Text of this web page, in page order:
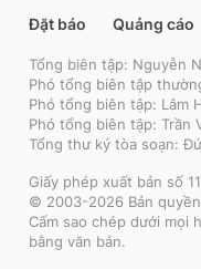
Đặt báo Quảng cáo
Tổng biên tập: Nguyễn
Phó tổng biên tập
Phó tổng biên tập: Lâm
Phó tổng biên tập: Trần
Tổng thư ký tòa soạn:
Giấy phép xuất bản số
© 2003-2026 Bản
Cấm sao chép dưới mọi
bằng văn bản.